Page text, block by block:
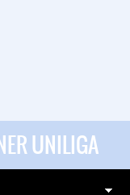
UNILIGA